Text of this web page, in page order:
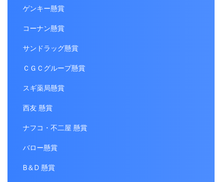
ゲンキー懸賞
コーナン懸賞
サンドラッグ懸賞
ＣＧＣグループ懸賞
スギ薬局懸賞
西友 懸賞
ナフコ・不二屋 懸賞
バロー懸賞
B＆D 懸賞